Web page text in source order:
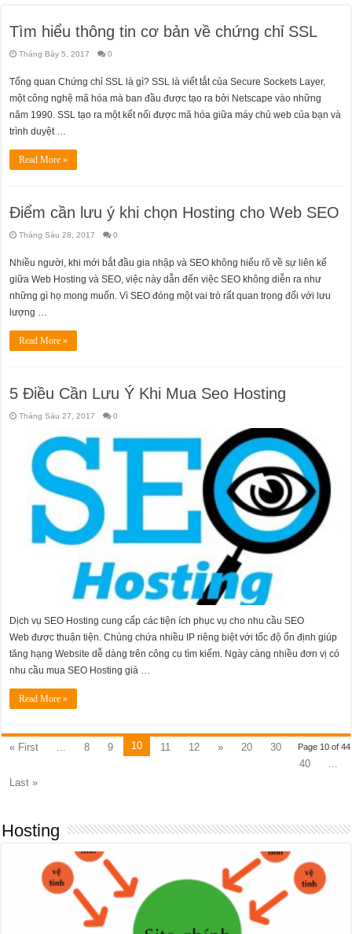
Tìm hiểu thông tin cơ bản về chứng chỉ SSL
Tháng Bảy 5, 2017 0
Tổng quan Chứng chỉ SSL là gì? SSL là viết tắt của Secure Sockets Layer,
một công nghệ mã hóa mà ban đầu được tạo ra bởi Netscape vào những
năm 1990. SSL tạo ra một kết nối được mã hóa giữa máy chủ web của bạn và
trình duyệt …
Read More »
Điểm cần lưu ý khi chọn Hosting cho Web SEO
Tháng Sáu 28, 2017 0
Nhiều người, khi mới bắt đầu gia nhập và SEO không hiểu rõ về sự liên kế
giữa Web Hosting và SEO, việc này dẫn đến việc SEO không diễn ra như
những gì họ mong muốn. Vì SEO đóng một vai trò rất quan trọng đối với lưu
lượng …
Read More »
5 Điều Cần Lưu Ý Khi Mua Seo Hosting
Tháng Sáu 27, 2017 0
Dịch vụ SEO Hosting cung cấp các tiện ích phục vụ cho nhu cầu SEO
Web được thuận tiện. Chúng chứa nhiều IP riêng biệt với tốc độ ổn định giúp
tăng hạng Website dễ dàng trên công cụ tìm kiếm. Ngày càng nhiều đơn vị có
nhu cầu mua SEO Hosting giá …
Read More »
Page 10 of 44
« First ... 8 9 10 11 12 » 20
30
40
...
Last »
Hosting